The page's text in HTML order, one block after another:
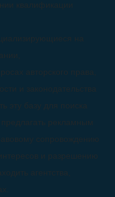
квалификации
на
авторского права,
и законодательства
эту базу для поиска
рекламным
сопровождению
и разрешению
агентства,